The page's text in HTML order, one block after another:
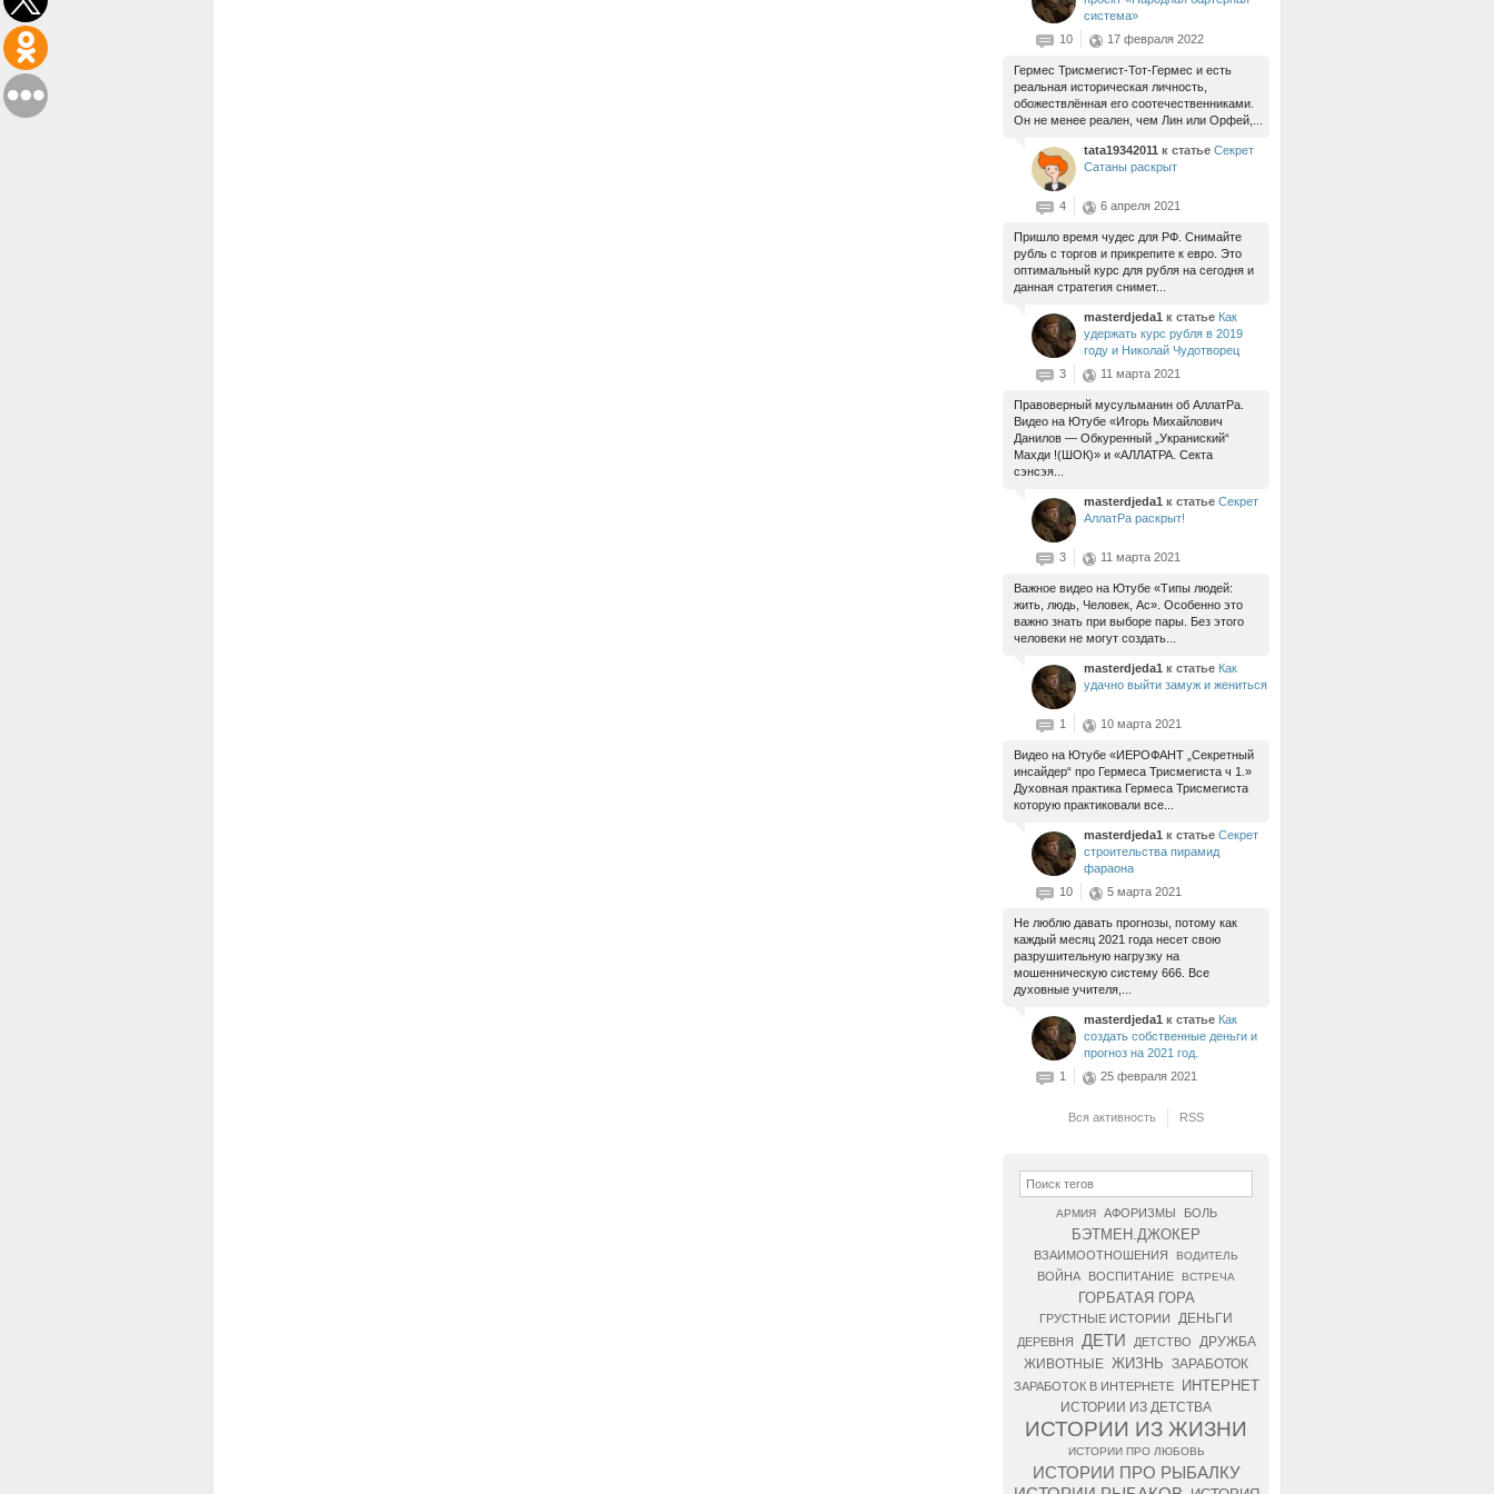
система»
10
17 февраля 2022
Гермес Трисмегист-Тот-Гермес и есть
реальная историческая личность,
обожествлённая его соотечественниками.
Он не менее реален, чем Лин или Орфей,...
tata19342011 к статье Секрет
Сатаны раскрыт
4 6 апреля 2021
Пришло время чудес для РФ. Снимайте
рубль с торгов и прикрепите к евро. Это
оптимальный курс для рубля на сегодня и
данная стратегия снимет...
masterdjeda1 к статье Как
удержать курс рубля в 2019
году и Николай Чудотворец
3
11 марта 2021
Правоверный мусульманин об АллатРа.
Видео на Ютубе «Игорь Михайлович
Данилов — Обкуренный „Украниский“
Махди !(ШОК)» и «АЛЛАТРА. Секта
сэнсэя...
masterdjeda1 к статье Секрет
АллатРа раскрыт!
3 11 марта 2021
Важное видео на Ютубе «Типы людей:
жить, людь, Человек, Ас». Особенно это
важно знать при выборе пары. Без этого
человеки не могут создать...
masterdjeda1 к статье Как
удачно выйти замуж и жениться
1 10 марта 2021
Видео на Ютубе «ИЕРОФАНТ „Секретный
инсайдер“ про Гермеса Трисмегиста ч 1.»
Духовная практика Гермеса Трисмегиста
которую практиковали все...
masterdjeda1 к статье Секрет
строительства пирамид
фараона
10
5 марта 2021
Не люблю давать прогнозы, потому как
каждый месяц 2021 года несет свою
разрушительную нагрузку на
мошенническую систему 666. Все
духовные учителя,...
masterdjeda1 к статье Как
создать собственные деньги и
прогноз на 2021 год.
1
25 февраля 2021
Вся активность RSS
АРМИЯ АФОРИЗМЫ БОЛЬ
БЭТМЕН.ДЖОКЕР
ВЗАИМООТНОШЕНИЯ ВОДИТЕЛЬ
ВОЙНА ВОСПИТАНИЕ ВСТРЕЧА
ГОРБАТАЯ ГОРА
ГРУСТНЫЕ ИСТОРИИ ДЕНЬГИ
ДЕРЕВНЯ ДЕТИ ДЕТСТВО
ДРУЖБА
ЖИВОТНЫЕ ЖИЗНЬ ЗАРАБОТОК
ЗАРАБОТОК В ИНТЕРНЕТЕ ИНТЕРНЕТ
ИСТОРИИ ИЗ ДЕТСТВА
ИСТОРИИ ИЗ ЖИЗНИ
ИСТОРИИ ПРО ЛЮБОВЬ
ИСТОРИИ ПРО РЫБАЛКУ